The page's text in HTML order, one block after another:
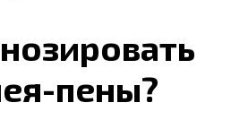
пены?